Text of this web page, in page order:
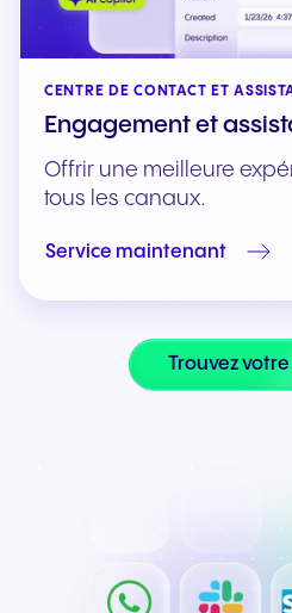
CENTRE DE CONTACT ET
Engagement et
Offrir une meilleure
tous les canaux.
Service maintenant
Trouvez